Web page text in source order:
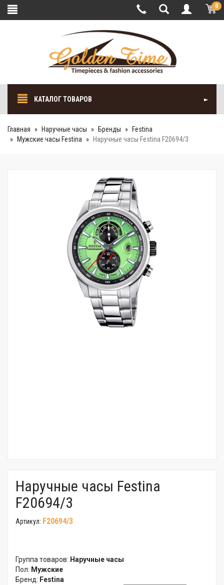
0
КАТАЛОГ ТОВАРОВ
Главная Наручные часы Бренды
Festina
Мужские часы Festina
Наручные часы Festina F20694/3
Наручные часы Festina
F20694/3
Артикул: F20694/3
Группа товаров: Наручные часы
Пол: Мужские
Бренд: Festina